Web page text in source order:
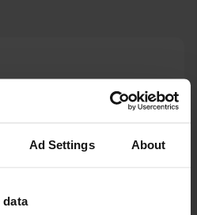
Ad Settings About
data
25" E